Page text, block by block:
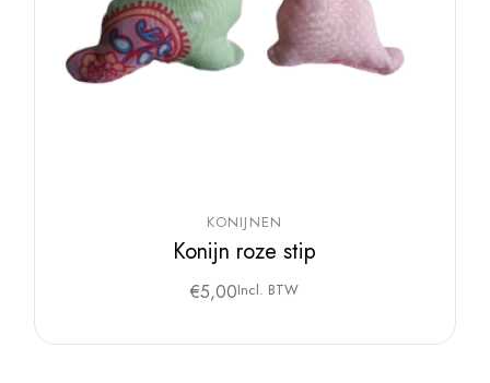
KONIJNEN
Konijn roze stip
€5,00Incl. BTW